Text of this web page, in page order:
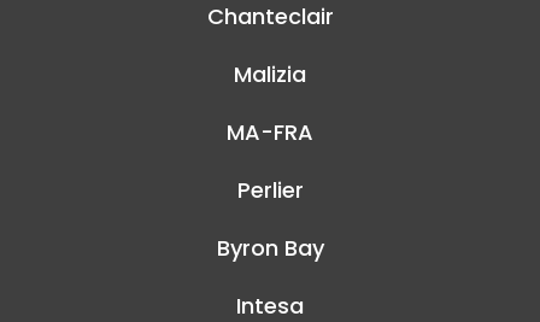
Chanteclair
Malizia
MA-FRA
Perlier
Byron Bay
Intesa